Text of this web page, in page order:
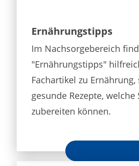
Ernährungstipps
Im Nachsorgebereich
"Ernährungstipps"
Fachartikel zu Ernährung,
gesunde Rezepte, welche
zubereiten können.